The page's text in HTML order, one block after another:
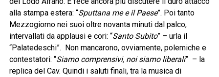
alla stampa estera: “Sputtana me e il Paese”. Poi tanto
Mezzogiorno nei suoi oltre novanta minuti dal palco,
intervallati da applausi e cori: “Santo Subito” – urla il
“Palatedeschi”. Non mancarono, ovviamente, polemiche e
contestatori: “Siamo comprensivi, noi siamo liberali” – la
replica del Cav. Quindi i saluti finali, tra la musica di